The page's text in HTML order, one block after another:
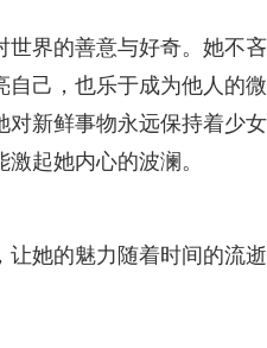
界的善意与好奇。她不
己，也乐于成为他人的
新鲜事物永远保持着少
起她内心的波澜。
她的魅力随着时间的流